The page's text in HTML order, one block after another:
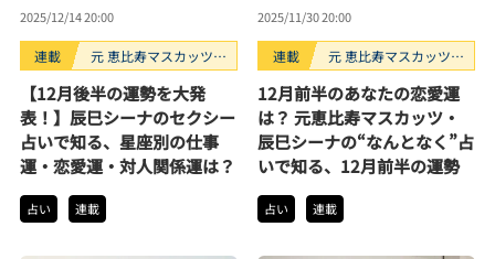
2025/12/14 20:00
連載
元 恵比寿マスカッツ・
く占い
【12月後半の運勢を大発
表！】辰巳シーナのセクシー
占いで知る、星座別の仕事
運・恋愛運・対人関係運は？
占い 連載
2025/11/30 20:00
連載
元 恵比寿マスカッツ・
く占い
12月前半のあなたの恋愛運
は？ 元恵比寿マスカッツ・
辰巳シーナの“なんとなく”占
いで知る、12月前半の運勢
占い 連載